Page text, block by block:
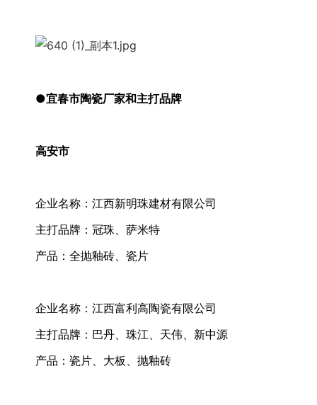
●宜春市陶瓷厂家和主打品牌
高安市
企业名称：江西新明珠建材有限公司
主打品牌：冠珠、萨米特
产品：全抛釉砖、瓷片
企业名称：江西富利高陶瓷有限公司
主打品牌：巴丹、珠江、天伟、新中源
产品：瓷片、大板、抛釉砖